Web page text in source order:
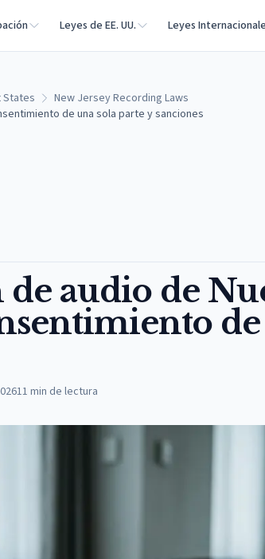
Leyes de EE. UU. Leyes
States
New Jersey Recording Laws
de una sola parte y sanciones
audio de
11 min de lectura